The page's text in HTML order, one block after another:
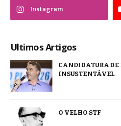
Instagram
Ultimos Artigos
CANDIDATURA DE
INSUSTENTÁVEL
O VELHO STF